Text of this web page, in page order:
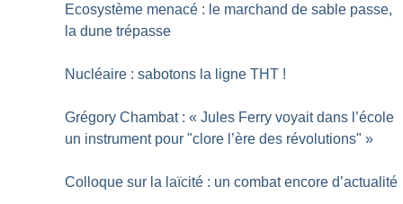
Ecosystème menacé : le marchand de sable passe,
la dune trépasse
Nucléaire : sabotons la ligne THT !
Grégory Chambat : « Jules Ferry voyait dans l’école
un instrument pour "clore l’ère des révolutions" »
Colloque sur la laïcité : un combat encore d’actualité